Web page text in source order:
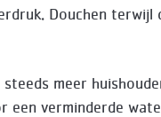
Douchen terwijl
steeds meer
een verminderde